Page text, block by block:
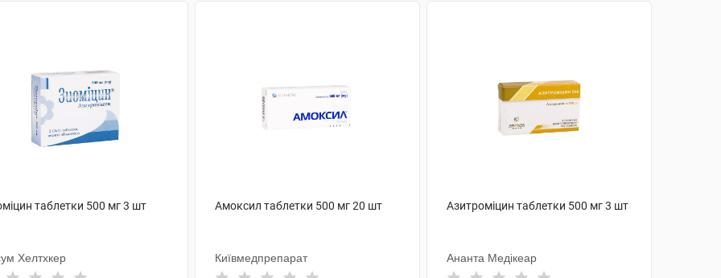
таблетки 500 мг 3 шт
Хелтхкер
Амоксил таблетки 500 мг 20 шт
Київмедпрепарат
Азитроміцин таблетки 500 мг 3 шт
Ананта Медікеар